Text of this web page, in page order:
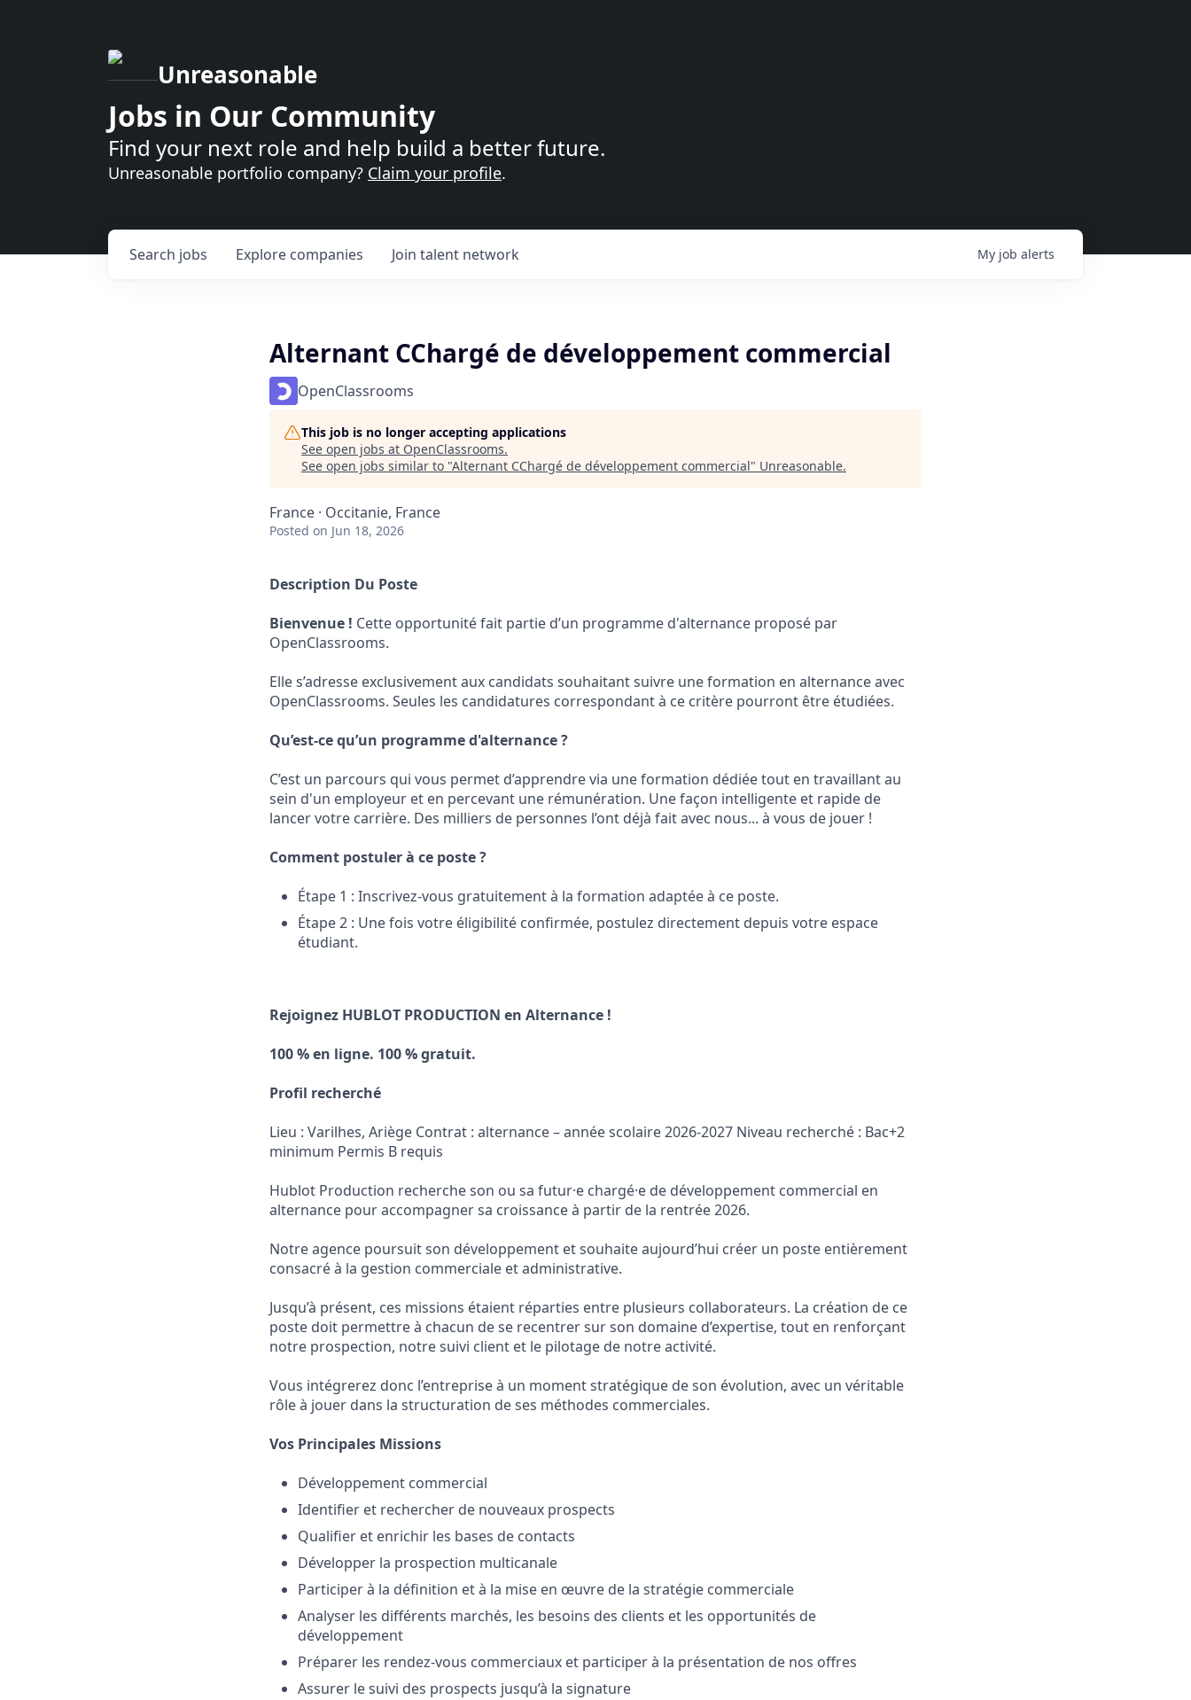
Unreasonable
Jobs in Our Community
Find your next role and help build a better future.
Unreasonable portfolio company? Claim your profile.
Search jobs Explore companies Join talent network My job alerts
Alternant CChargé de développement commercial
OpenClassrooms
This job is no longer accepting applications
See open jobs at OpenClassrooms.
See open jobs similar to "Alternant CChargé de développement commercial" Unreasonable.
France · Occitanie, France
Posted on Jun 18, 2026
Description Du Poste
Bienvenue ! Cette opportunité fait partie d’un programme d'alternance proposé par
OpenClassrooms.
Elle s’adresse exclusivement aux candidats souhaitant suivre une formation en alternance avec
OpenClassrooms. Seules les candidatures correspondant à ce critère pourront être étudiées.
Qu’est-ce qu’un programme d'alternance ?
C’est un parcours qui vous permet d’apprendre via une formation dédiée tout en travaillant au
sein d'un employeur et en percevant une rémunération. Une façon intelligente et rapide de
lancer votre carrière. Des milliers de personnes l’ont déjà fait avec nous... à vous de jouer !
Comment postuler à ce poste ?
Étape 1 : Inscrivez-vous gratuitement à la formation adaptée à ce poste.
Étape 2 : Une fois votre éligibilité confirmée, postulez directement depuis votre espace
étudiant.
Rejoignez HUBLOT PRODUCTION en Alternance !
100 % en ligne. 100 % gratuit.
Profil recherché
Lieu : Varilhes, Ariège Contrat : alternance – année scolaire 2026-2027 Niveau recherché : Bac+2
minimum Permis B requis
Hublot Production recherche son ou sa futur·e chargé·e de développement commercial en
alternance pour accompagner sa croissance à partir de la rentrée 2026.
Notre agence poursuit son développement et souhaite aujourd’hui créer un poste entièrement
consacré à la gestion commerciale et administrative.
Jusqu’à présent, ces missions étaient réparties entre plusieurs collaborateurs. La création de ce
poste doit permettre à chacun de se recentrer sur son domaine d’expertise, tout en renforçant
notre prospection, notre suivi client et le pilotage de notre activité.
Vous intégrerez donc l’entreprise à un moment stratégique de son évolution, avec un véritable
rôle à jouer dans la structuration de ses méthodes commerciales.
Vos Principales Missions
Développement commercial
Identifier et rechercher de nouveaux prospects
Qualifier et enrichir les bases de contacts
Développer la prospection multicanale
Participer à la définition et à la mise en œuvre de la stratégie commerciale
Analyser les différents marchés, les besoins des clients et les opportunités de
développement
Préparer les rendez-vous commerciaux et participer à la présentation de nos offres
Assurer le suivi des prospects jusqu’à la signature